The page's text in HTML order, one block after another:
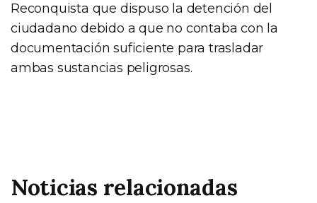
Reconquista que dispuso la detención del
ciudadano debido a que no contaba con la
documentación suficiente para trasladar
ambas sustancias peligrosas.
Noticias relacionadas